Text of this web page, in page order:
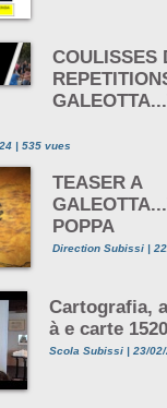
COULISSES
| 535 vues
TEASER A
POPPA
Direction Subissi |
Cartografia,
à e carte
Scola Subissi | 23/